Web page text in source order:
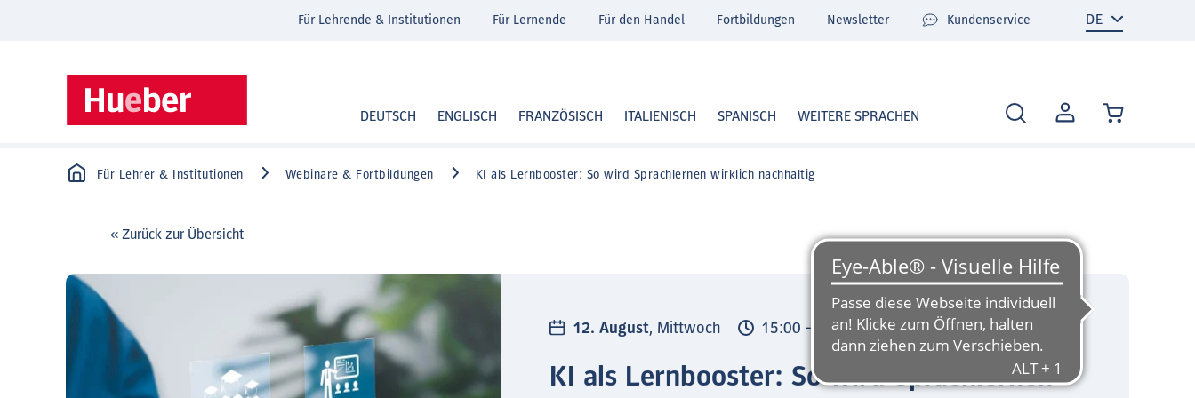
MEIN
KONTO
DEUTSCH ENGLISCH FRANZÖSISCH ITALIENISCH SPANISCH WEITERE SPRACHEN
Für Lehrende & Institutionen Für Lernende Für den Handel Fortbildungen Newsletter Kundenservice
Für Lehrer & Institutionen Webinare & Fortbildungen KI als Lernbooster: So wird Sprachlernen wirklich nachhaltig
« Zurück zur Übersicht
12. August, Mittwoch 15:00 - 16:30 Uhr (CET)
KI als Lernbooster: So wird Sprachlernen